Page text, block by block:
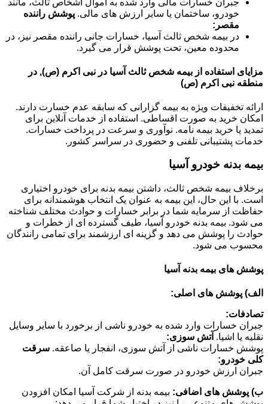
خودرو، ساختمان یا سایر ارزش های مالی. پوشش راننده
مقصر:
در بیمه شخص ثالث آسیا، خسارات جانی راننده مقصر نیز، در
محدوده معین، تحت پوشش قرار می گیرد.
مزایای استفاده از بیمه شخص ثالث آسیا در نبی اکرم (ص), در
منطقه نبی اکرم (ص)
ارائه تخفیفات ویژه به بیمه گزارانی که سابقه عدم خسارت دارند.
امکان خرید به صورت اقساطی. استفاده از خدمات آنلاین برای
تمدید یا خرید بیمه نامه. نوآوری و سرعت در پرداخت خسارات.
خدمات پشتیبانی تلفنی و حضوری در سراسر کشور.
بیمه بدنه خودرو آسیا
برخلاف بیمه شخص ثالث، داشتن بیمه بدنه برای خودرو اختیاری
است. با این حال، این بیمه به عنوان یک انتخاب هوشمندانه برای
حفاظت از سرمایه شما در برابر خسارات و حوادث مختلف شناخته
می شود. بیمه بدنه خودرو آسیا، طیف گسترده ای از خطرات و
حوادث را پوشش می دهد و گزینه ای ارزشمند برای تمامی رانندگان
محسوب می شود.
پوشش های بیمه بدنه آسیا
الف) پوشش های اصلی:
تصادفات:
جبران خسارات وارد شده به خودرو ناشی از برخورد با سایر وسایل
نقلیه یا اشیا. آتش سوزی:
پوشش خسارات ناشی از آتش سوزی، انفجار یا صاعقه. سرقت
کلی خودرو:
جبران ارزش خودرو در صورت سرقت کامل آن.
ب) پوشش های اضافی: بیمه بدنه از شرکت آسیا امکان افزودن